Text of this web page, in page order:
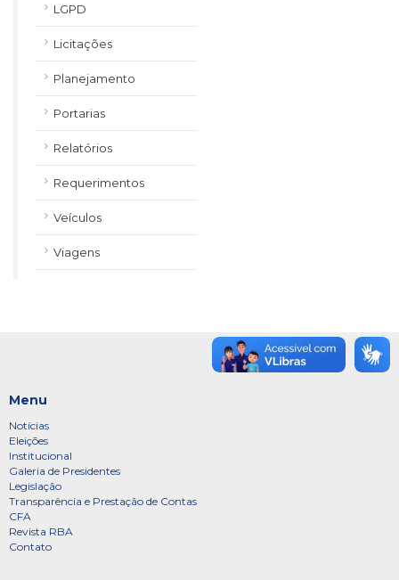
LGPD
Licitações
Planejamento
Portarias
Relatórios
Requerimentos
Veículos
Viagens
Menu
Notícias
Eleições
Institucional
Galeria de Presidentes
Legislação
Transparência e Prestação de Contas
CFA
Revista RBA
Contato